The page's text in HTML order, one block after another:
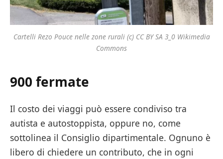
Cartelli Rezo Pouce nelle zone rurali (c) CC BY SA 3_0 Wikimedia
Commons
900 fermate
Il costo dei viaggi può essere condiviso tra
autista e autostoppista, oppure no, come
sottolinea il Consiglio dipartimentale. Ognuno è
libero di chiedere un contributo, che in ogni